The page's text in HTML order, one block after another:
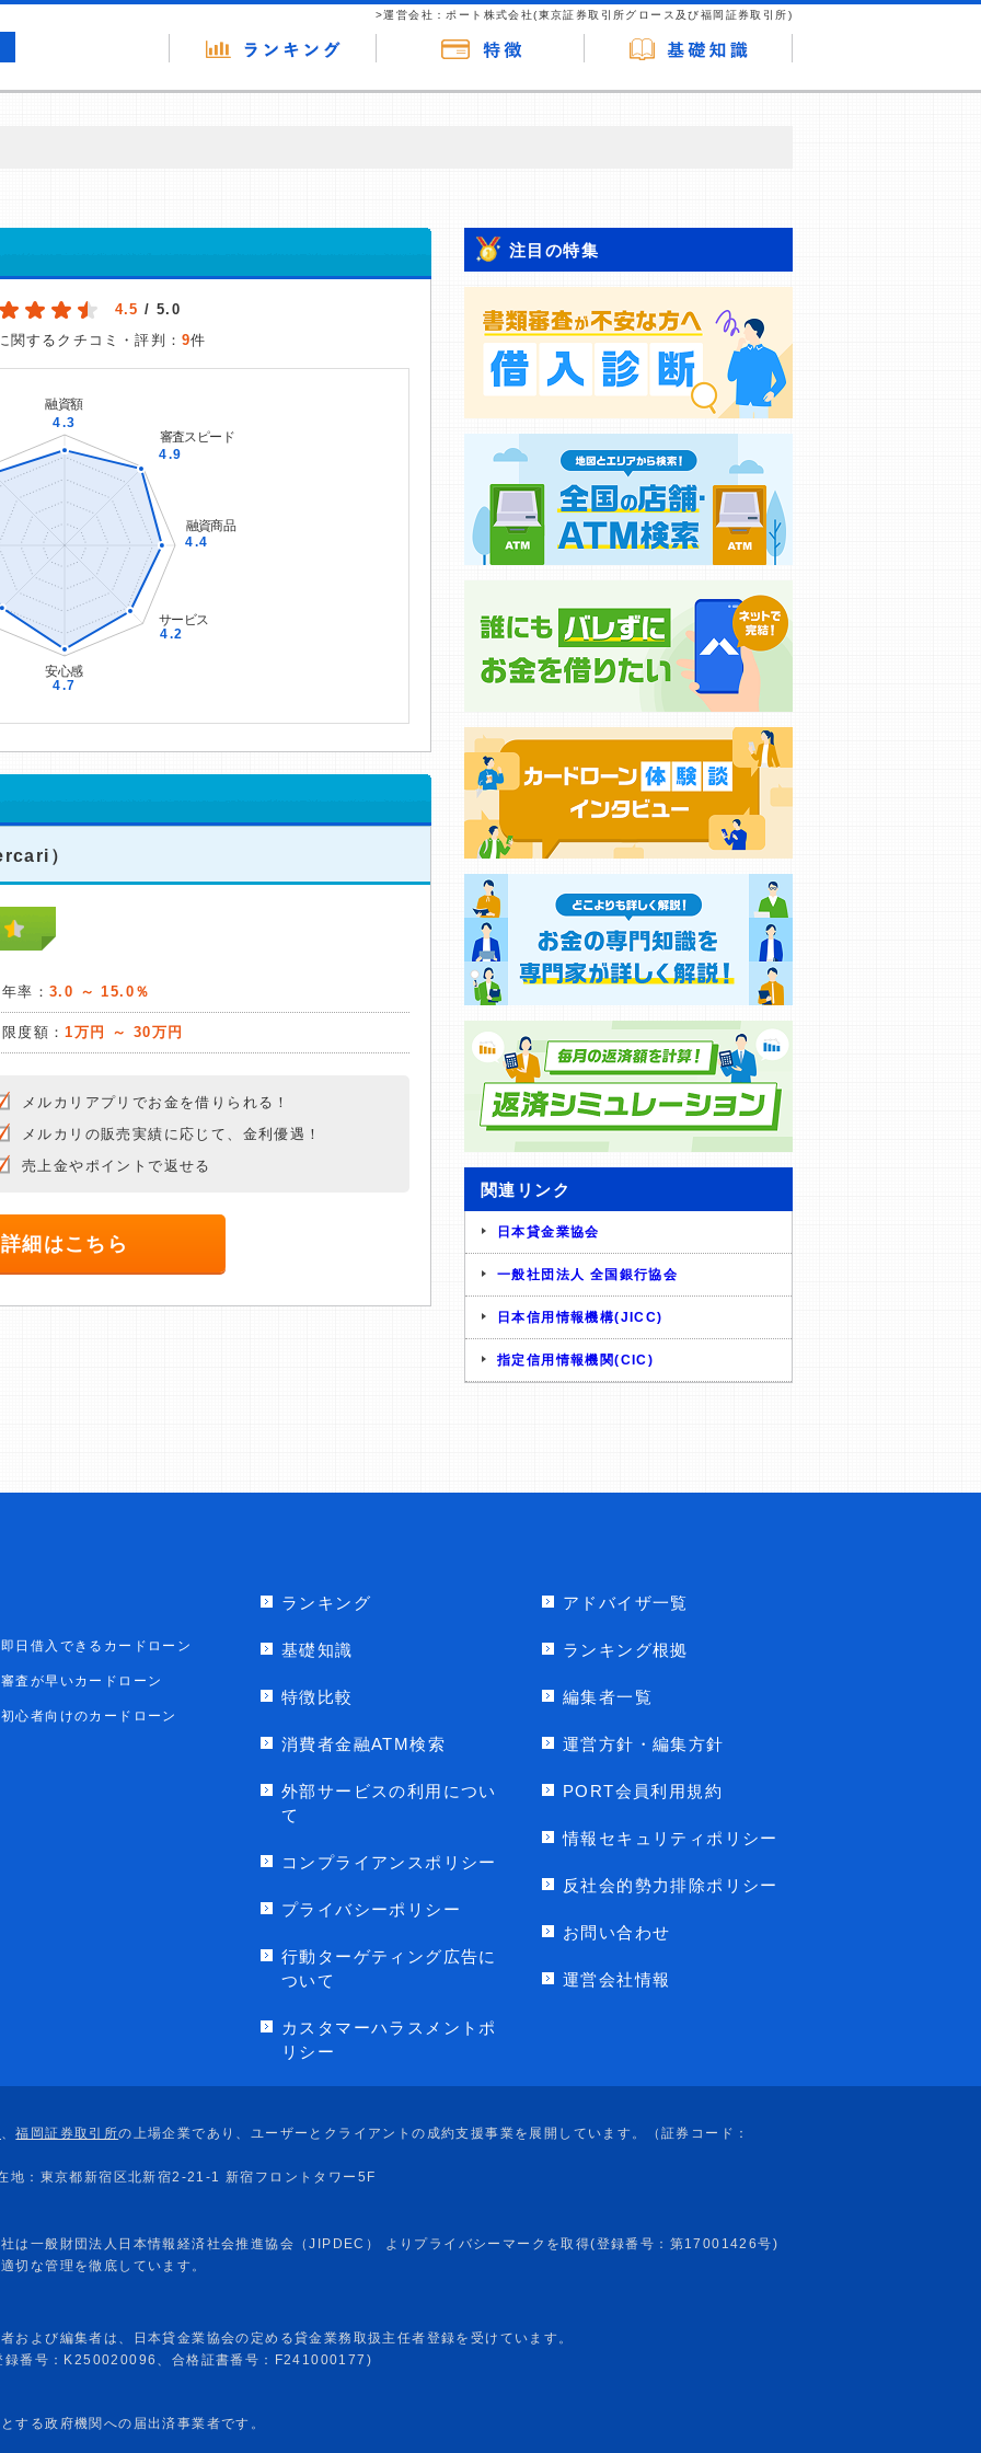
>運営会社：ポート株式会社(東京証券取引所グロース及び福岡証券取引所)
4.5 / 5.0
関するクチコミ・評判： 9件
）
率： 3.0 ～ 15.0％
度額：1万円 ～ 30万円
メルカリアプリでお金を借りられる！
メルカリの販売実績に応じて、金利優遇！
売上金やポイントで返せる
詳細はこちら
注目の特集
関連リンク
日本貸金業協会
一般社団法人 全国銀行協会
日本信用情報機構(JICC)
指定信用情報機関(CIC)
即日借入できるカードローン
審査が早いカードローン
初心者向けのカードローン
ランキング
基礎知識
特徴比較
消費者金融ATM検索
外部サービスの利用につい
て
コンプライアンスポリシー
プライバシーポリシー
行動ターゲティング広告に
ついて
カスタマーハラスメントポ
リシー
アドバイザ一覧
ランキング根拠
編集者一覧
運営方針・編集方針
PORT会員利用規約
情報セキュリティポリシー
反社会的勢力排除ポリシー
お問い合わせ
運営会社情報
および編集者は、日本貸金業協会の定める貸金業務取扱主任者登録を受けています。
録番号：K250020096、合格証書番号：F241000177)
する政府機関への届出済事業者です。